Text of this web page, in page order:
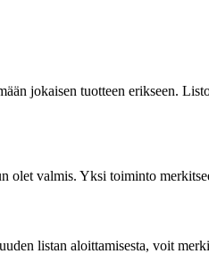
jokaisen tuotteen erikseen.
olet valmis. Yksi toiminto
listan aloittamisesta, voit